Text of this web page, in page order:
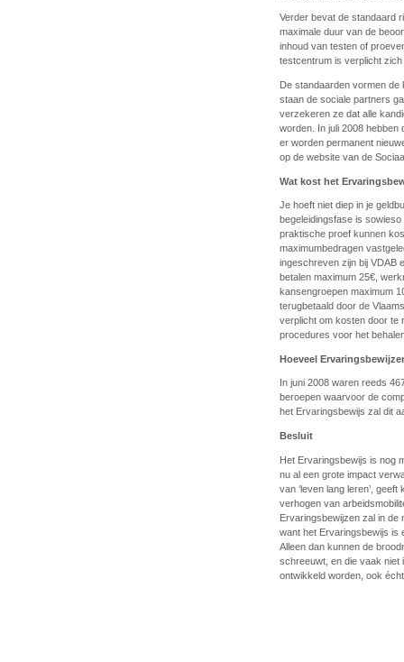
Verder bevat de standaard
maximale duur van de
inhoud van testen of
testcentrum is verplicht
De standaarden vormen
staan de sociale partners
verzekeren ze dat alle
worden. In juli 2008 hebben
er worden permanent
op de website van de
Wat kost het
Je hoeft niet diep in je
begeleidingsfase is
praktische proef kunnen
maximumbedragen
ingeschreven zijn bij VDAB
betalen maximum 25€,
kansengroepen maximum
terugbetaald door de
verplicht om kosten door te
procedures voor het
Hoeveel
In juni 2008 waren reeds
beroepen waarvoor de
het Ervaringsbewijs zal dit
Besluit
Het Ervaringsbewijs is nog
nu al een grote impact
van ‘leven lang leren’,
verhogen van
Ervaringsbewijzen zal in de
want het Ervaringsbewijs is
Alleen dan kunnen de
schreeuwt, en die vaak niet
ontwikkeld worden, ook